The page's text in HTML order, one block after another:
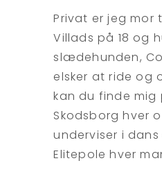
Privat er jeg mor
Villads på 18 og
slædehunden,
elsker at ride og
kan du finde mig
Skodsborg hver
underviser i dans
Elitepole hver